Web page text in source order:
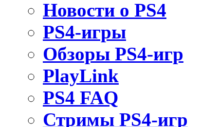
Новости о PS4
PS4-игры
Обзоры PS4-игр
PlayLink
PS4 FAQ
Стримы PS4-игр